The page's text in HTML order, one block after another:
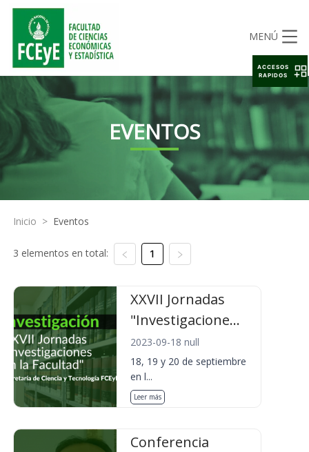
MENÚ
EVENTOS
Inicio > Eventos
3 elementos en total: 1
XXVII Jornadas
"Investigacione...
2023-09-18 null
18, 19 y 20 de septiembre
en l...
Leer más
Conferencia
ACCESOS
RAPIDOS